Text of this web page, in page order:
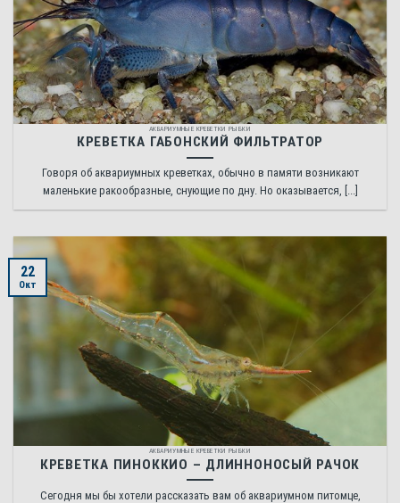
АКВАРИУМНЫЕ КРЕВЕТКИ РЫБКИ
КРЕВЕТКА ГАБОНСКИЙ ФИЛЬТРАТОР
Говоря об аквариумных креветках, обычно в памяти возникают
маленькие ракообразные, снующие по дну. Но оказывается, [...]
АКВАРИУМНЫЕ КРЕВЕТКИ РЫБКИ
КРЕВЕТКА ПИНОККИО – ДЛИННОНОСЫЙ РАЧОК
Сегодня мы бы хотели рассказать вам об аквариумном питомце,
22
Окт